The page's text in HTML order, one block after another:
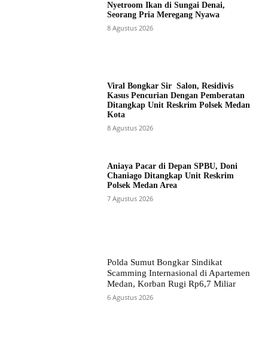
Nyetroom Ikan di Sungai Denai,
Seorang Pria Meregang Nyawa
8 Agustus 2026
Viral Bongkar Sir Salon, Residivis
Kasus Pencurian Dengan Pemberatan
Ditangkap Unit Reskrim Polsek Medan
Kota
8 Agustus 2026
Aniaya Pacar di Depan SPBU, Doni
Chaniago Ditangkap Unit Reskrim
Polsek Medan Area
7 Agustus 2026
Polda Sumut Bongkar Sindikat
Scamming Internasional di Apartemen
Medan, Korban Rugi Rp6,7 Miliar
6 Agustus 2026